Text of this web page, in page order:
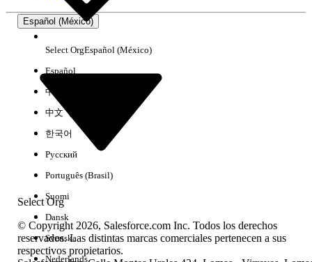
No hay resultados
Español (México)
Select Org
Select OrgEspañol (México)
Español
中文（简体）
中文（繁體）
한국어
Русский
Português (Brasil)
Suomi
Dansk
Svenska
Nederlands
© Copyright 2026, Salesforce.com Inc. Todos los derechos
reservados. Las distintas marcas comerciales pertenecen a sus
respectivos propietarios.